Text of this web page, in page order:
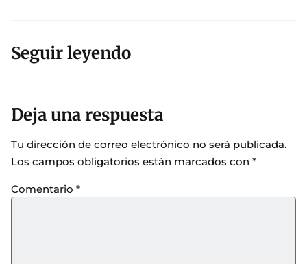
Seguir leyendo
Deja una respuesta
Tu dirección de correo electrónico no será publicada.
Los campos obligatorios están marcados con *
Comentario *